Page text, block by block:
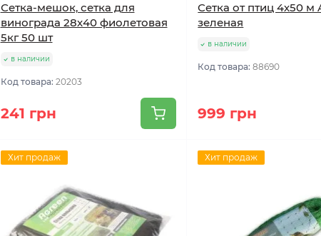
Сетка-мешок, сетка для
винограда 28х40 фиолетовая
5кг 50 шт
в наличии
Код товара: 20203
241 грн
Сетка от птиц 4х50 м
зеленая
в наличии
Код товара:88690
999 грн
Хит продаж Хит продаж